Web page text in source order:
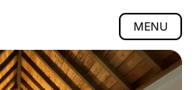
MENU